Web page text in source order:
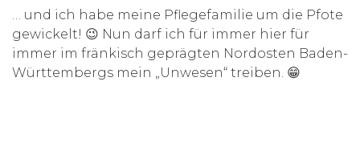
… und ich habe meine Pflegefamilie um die Pfote
gewickelt! 😉 Nun darf ich für immer hier für
immer im fränkisch geprägten Nordosten Baden-
Württembergs mein „Unwesen“ treiben. 😁